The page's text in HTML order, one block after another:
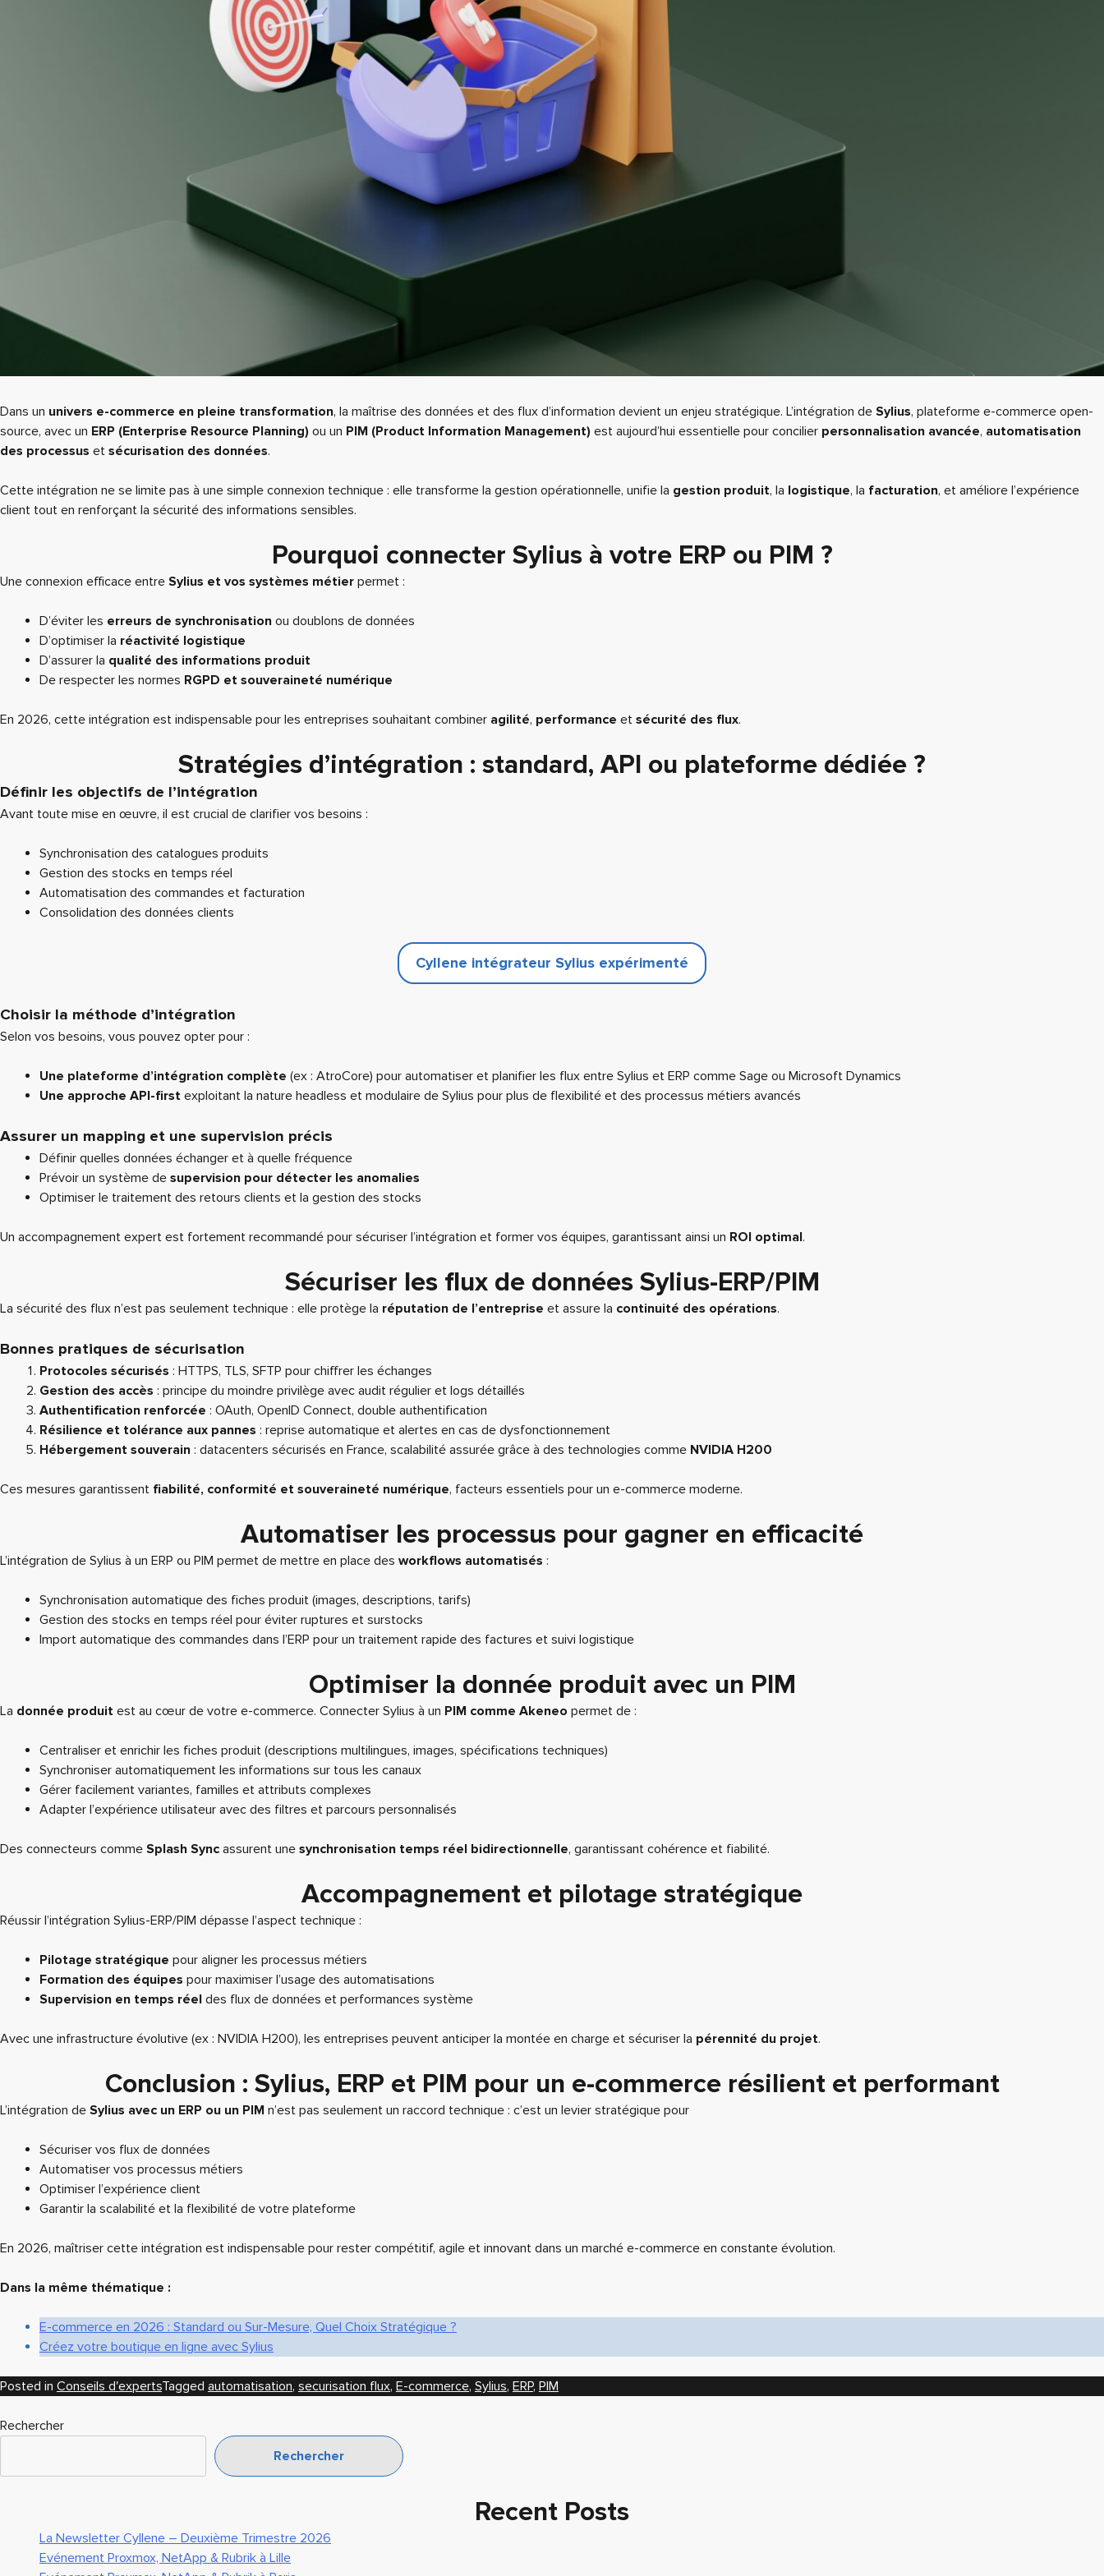
Dans un univers e-commerce en pleine transformation, la maîtrise des données et des flux d’information devient un enjeu stratégique. L’intégration de Sylius, plateforme e-commerce open-
source, avec un ERP (Enterprise Resource Planning) ou un PIM (Product Information Management) est aujourd’hui essentielle pour concilier personnalisation avancée, automatisation
des processus et sécurisation des données.
Cette intégration ne se limite pas à une simple connexion technique : elle transforme la gestion opérationnelle, unifie la gestion produit, la logistique, la facturation, et améliore l’expérience
client tout en renforçant la sécurité des informations sensibles.
Pourquoi connecter Sylius à votre ERP ou PIM ?
Une connexion efficace entre Sylius et vos systèmes métier permet :
D’éviter les erreurs de synchronisation ou doublons de données
D’optimiser la réactivité logistique
D’assurer la qualité des informations produit
De respecter les normes RGPD et souveraineté numérique
En 2026, cette intégration est indispensable pour les entreprises souhaitant combiner agilité, performance et sécurité des flux.
Stratégies d’intégration : standard, API ou plateforme dédiée ?
Définir les objectifs de l’intégration
Avant toute mise en œuvre, il est crucial de clarifier vos besoins :
Synchronisation des catalogues produits
Gestion des stocks en temps réel
Automatisation des commandes et facturation
Consolidation des données clients
Cyllene intégrateur Sylius expérimenté
Choisir la méthode d’intégration
Selon vos besoins, vous pouvez opter pour :
Une plateforme d’intégration complète (ex : AtroCore) pour automatiser et planifier les flux entre Sylius et ERP comme Sage ou Microsoft Dynamics
Une approche API-first exploitant la nature headless et modulaire de Sylius pour plus de flexibilité et des processus métiers avancés
Assurer un mapping et une supervision précis
Définir quelles données échanger et à quelle fréquence
Prévoir un système de supervision pour détecter les anomalies
Optimiser le traitement des retours clients et la gestion des stocks
Un accompagnement expert est fortement recommandé pour sécuriser l’intégration et former vos équipes, garantissant ainsi un ROI optimal.
Sécuriser les flux de données Sylius-ERP/PIM
La sécurité des flux n’est pas seulement technique : elle protège la réputation de l’entreprise et assure la continuité des opérations.
Bonnes pratiques de sécurisation
Protocoles sécurisés : HTTPS, TLS, SFTP pour chiffrer les échanges
Gestion des accès : principe du moindre privilège avec audit régulier et logs détaillés
Authentification renforcée : OAuth, OpenID Connect, double authentification
Résilience et tolérance aux pannes : reprise automatique et alertes en cas de dysfonctionnement
Hébergement souverain : datacenters sécurisés en France, scalabilité assurée grâce à des technologies comme NVIDIA H200
Ces mesures garantissent fiabilité, conformité et souveraineté numérique, facteurs essentiels pour un e-commerce moderne.
Automatiser les processus pour gagner en efficacité
L’intégration de Sylius à un ERP ou PIM permet de mettre en place des workflows automatisés :
Synchronisation automatique des fiches produit (images, descriptions, tarifs)
Gestion des stocks en temps réel pour éviter ruptures et surstocks
Import automatique des commandes dans l’ERP pour un traitement rapide des factures et suivi logistique
Optimiser la donnée produit avec un PIM
La donnée produit est au cœur de votre e-commerce. Connecter Sylius à un PIM comme Akeneo permet de :
Centraliser et enrichir les fiches produit (descriptions multilingues, images, spécifications techniques)
Synchroniser automatiquement les informations sur tous les canaux
Gérer facilement variantes, familles et attributs complexes
Adapter l’expérience utilisateur avec des filtres et parcours personnalisés
Des connecteurs comme Splash Sync assurent une synchronisation temps réel bidirectionnelle, garantissant cohérence et fiabilité.
Accompagnement et pilotage stratégique
Réussir l’intégration Sylius-ERP/PIM dépasse l’aspect technique :
Pilotage stratégique pour aligner les processus métiers
Formation des équipes pour maximiser l’usage des automatisations
Supervision en temps réel des flux de données et performances système
Avec une infrastructure évolutive (ex : NVIDIA H200), les entreprises peuvent anticiper la montée en charge et sécuriser la pérennité du projet.
Conclusion : Sylius, ERP et PIM pour un e-commerce résilient et performant
L’intégration de Sylius avec un ERP ou un PIM n’est pas seulement un raccord technique : c’est un levier stratégique pour
Sécuriser vos flux de données
Automatiser vos processus métiers
Optimiser l’expérience client
Garantir la scalabilité et la flexibilité de votre plateforme
En 2026, maîtriser cette intégration est indispensable pour rester compétitif, agile et innovant dans un marché e-commerce en constante évolution.
Dans la même thématique :
E-commerce en 2026 : Standard ou Sur-Mesure, Quel Choix Stratégique ?
Créez votre boutique en ligne avec Sylius
Posted in Conseils d'expertsTagged automatisation, securisation flux, E-commerce, Sylius, ERP, PIM
Rechercher
Rechercher
Recent Posts
La Newsletter Cyllene – Deuxième Trimestre 2026
Evénement Proxmox, NetApp & Rubrik à Lille